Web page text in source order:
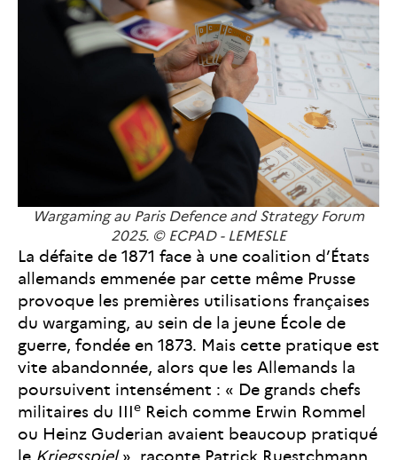
Wargaming au Paris Defence and Strategy Forum
2025. © ECPAD - LEMESLE
La défaite de 1871 face à une coalition d’États
allemands emmenée par cette même Prusse
provoque les premières utilisations françaises
du wargaming, au sein de la jeune École de
guerre, fondée en 1873. Mais cette pratique est
vite abandonnée, alors que les Allemands la
poursuivent intensément : « De grands chefs
militaires du IIIe Reich comme Erwin Rommel
ou Heinz Guderian avaient beaucoup pratiqué